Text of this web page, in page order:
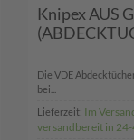
Knipex AUS
Die VDE
bei...
Lieferzeit: Im
versandbereit in